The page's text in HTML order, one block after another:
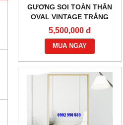
GƯƠNG SOI TOÀN THÂN
OVAL VINTAGE TRẮNG
5,500,000 đ
MUA NGAY